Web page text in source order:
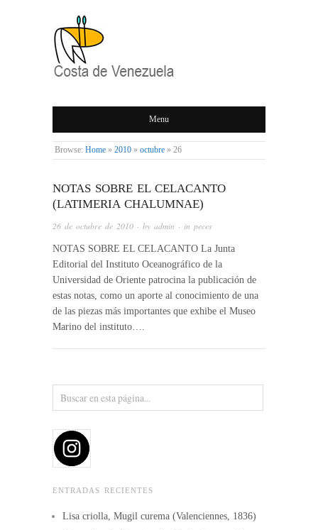
COSTA DE
VENEZUELA
Menu
Browse: Home » 2010 » octubre » 26
NOTAS SOBRE EL CELACANTO
(LATIMERIA CHALUMNAE)
26 de octubre de 2010 · by admin · in peces
NOTAS SOBRE EL CELACANTO La Junta
Editorial del Instituto Oceanográfico de la
Universidad de Oriente patrocina la publicación de
estas notas, como un aporte al conocimiento de una
de las piezas más importantes que exhibe el Museo
Marino del instituto….
ENTRADAS RECIENTES
Lisa criolla, Mugil curema (Valenciennes, 1836)